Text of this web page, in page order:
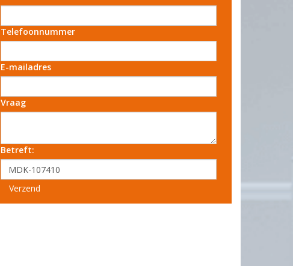
Telefoonnummer
E-mailadres
Vraag
Betreft:
Verzend